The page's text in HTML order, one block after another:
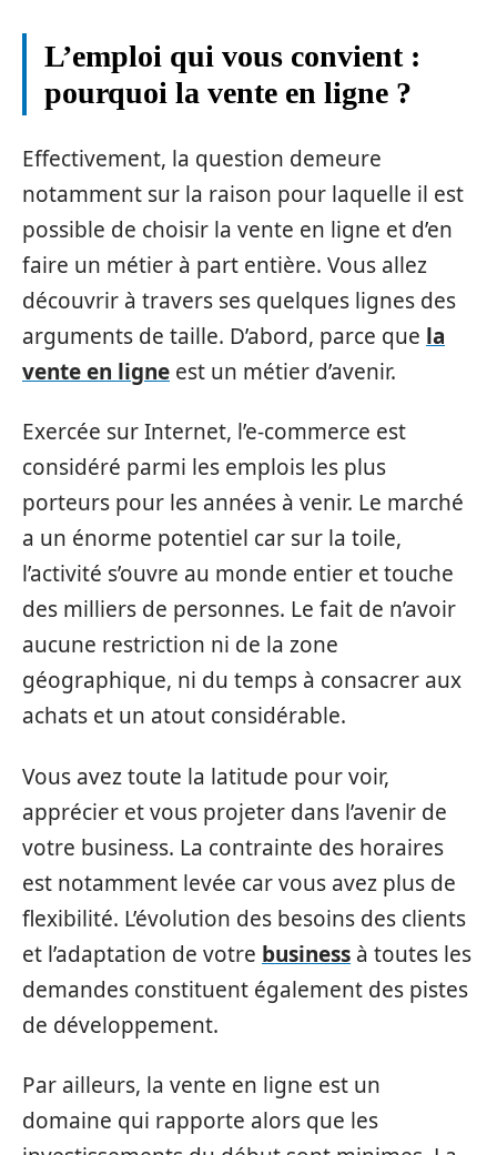
L’emploi qui vous convient :
pourquoi la vente en ligne ?
Effectivement, la question demeure
notamment sur la raison pour laquelle il est
possible de choisir la vente en ligne et d’en
faire un métier à part entière. Vous allez
découvrir à travers ses quelques lignes des
arguments de taille. D’abord, parce que la
vente en ligne est un métier d’avenir.
Exercée sur Internet, l’e-commerce est
considéré parmi les emplois les plus
porteurs pour les années à venir. Le marché
a un énorme potentiel car sur la toile,
l’activité s’ouvre au monde entier et touche
des milliers de personnes. Le fait de n’avoir
aucune restriction ni de la zone
géographique, ni du temps à consacrer aux
achats et un atout considérable.
Vous avez toute la latitude pour voir,
apprécier et vous projeter dans l’avenir de
votre business. La contrainte des horaires
est notamment levée car vous avez plus de
flexibilité. L’évolution des besoins des clients
et l’adaptation de votre business à toutes les
demandes constituent également des pistes
de développement.
Par ailleurs, la vente en ligne est un
domaine qui rapporte alors que les